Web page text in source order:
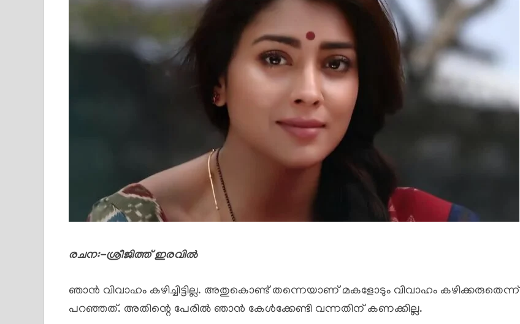
രചന:-ശ്രീജിത്ത് ഇരവിൽ
ഞാൻ വിവാഹം കഴിച്ചിട്ടില്ല. അതുകൊണ്ട് തന്നെയാണ് മകളോടും വിവാഹം കഴിക്കരുതെന്ന്
പറഞ്ഞത്. അതിന്റെ പേരിൽ ഞാൻ കേൾക്കേണ്ടി വന്നതിന് കണക്കില്ല.